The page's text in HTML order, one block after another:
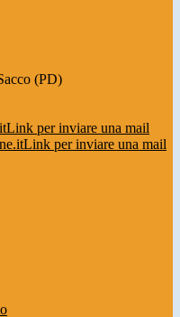
(PD)
Link per inviare una mail
Link per inviare una mail